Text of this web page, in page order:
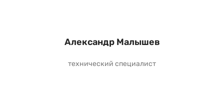
Александр Малышев
технический специалист